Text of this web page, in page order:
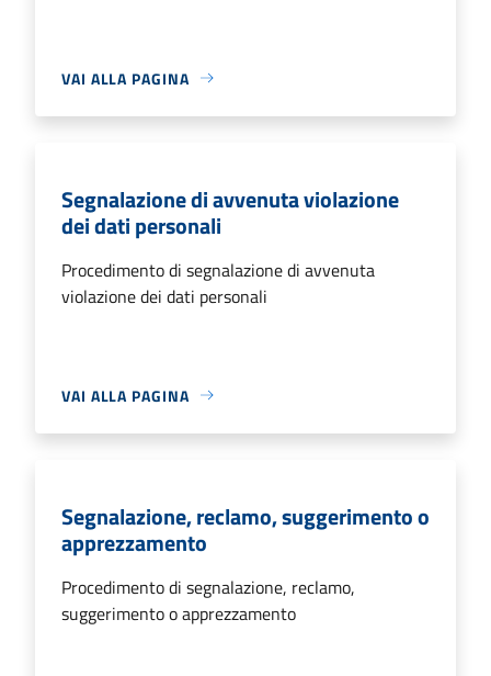
VAI ALLA PAGINA
Segnalazione di avvenuta violazione
dei dati personali
Procedimento di segnalazione di avvenuta
violazione dei dati personali
VAI ALLA PAGINA
Segnalazione, reclamo, suggerimento o
apprezzamento
Procedimento di segnalazione, reclamo,
suggerimento o apprezzamento